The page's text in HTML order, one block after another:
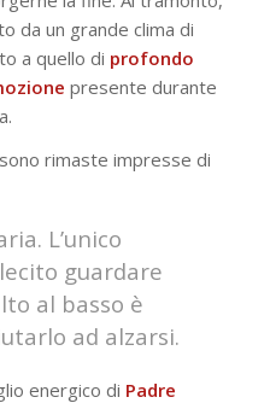
da un grande clima di
a quello di profondo
presente durante
rimaste impresse di
L’unico
guardare
al basso è
ad alzarsi.
energico di Padre